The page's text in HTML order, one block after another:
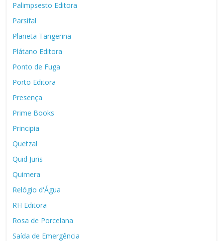
Palimpsesto Editora
Parsifal
Planeta Tangerina
Plátano Editora
Ponto de Fuga
Porto Editora
Presença
Prime Books
Principia
Quetzal
Quid Juris
Quimera
Relógio d'Água
RH Editora
Rosa de Porcelana
Saída de Emergência